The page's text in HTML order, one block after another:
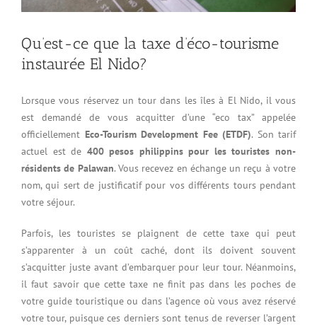
Qu’est-ce que la taxe d’éco-tourisme
instaurée El Nido?
Lorsque vous réservez un tour dans les îles à El Nido, il vous
est demandé de vous acquitter d’une “eco tax” appelée
officiellement Eco-Tourism Development Fee (ETDF). Son tarif
actuel est de 400 pesos philippins pour les touristes non-
résidents de Palawan. Vous recevez en échange un reçu à votre
nom, qui sert de justificatif pour vos différents tours pendant
votre séjour.
Parfois, les touristes se plaignent de cette taxe qui peut
s’apparenter à un coût caché, dont ils doivent souvent
s’acquitter juste avant d’embarquer pour leur tour. Néanmoins,
il faut savoir que cette taxe ne finit pas dans les poches de
votre guide touristique ou dans l’agence où vous avez réservé
votre tour, puisque ces derniers sont tenus de reverser l’argent